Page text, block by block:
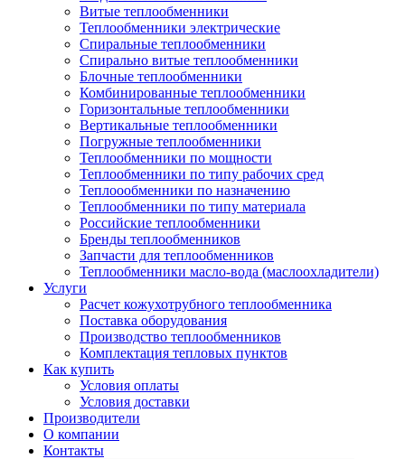
Витые теплообменники
Теплообменники электрические
Спиральные теплообменники
Спирально витые теплообменники
Блочные теплообменники
Комбинированные теплообменники
Горизонтальные теплообменники
Вертикальные теплообменники
Погружные теплообменники
Теплообменники по мощности
Теплообменники по типу рабочих сред
Теплоообменники по назначению
Теплообменники по типу материала
Российские теплообменники
Бренды теплообменников
Запчасти для теплообменников
Теплообменники масло-вода (маслоохладители)
Услуги
Расчет кожухотрубного теплообменника
Поставка оборудования
Производство теплообменников
Комплектация тепловых пунктов
Как купить
Условия оплаты
Условия доставки
Производители
О компании
Контакты